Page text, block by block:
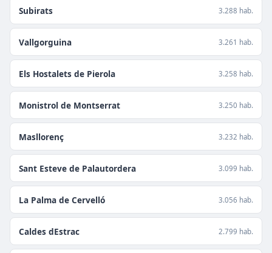
Subirats 3.288 hab.
Vallgorguina 3.261 hab.
Els Hostalets de Pierola 3.258 hab.
Monistrol de Montserrat 3.250 hab.
Masllorenç 3.232 hab.
Sant Esteve de Palautordera 3.099 hab.
La Palma de Cervelló 3.056 hab.
Caldes dEstrac 2.799 hab.